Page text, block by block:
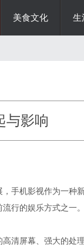
美食文化 生
与影响
手机影视作为一种
行的娱乐方式之一
清屏幕、强大的处